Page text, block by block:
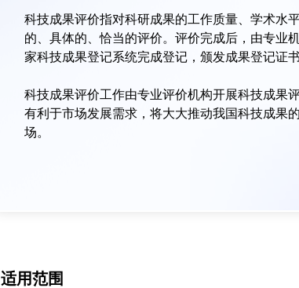
科技成果评价指对科研成果的工作质量、学术水
的、具体的、恰当的评价。评价完成后，由专业
家科技成果登记系统完成登记，颁发成果登记证书
科技成果评价工作由专业评价机构开展科技成果
有利于市场发展需求，将大大推动我国科技成果
场。
适用范围